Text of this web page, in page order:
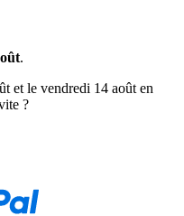
.
et le vendredi 14 août en
?